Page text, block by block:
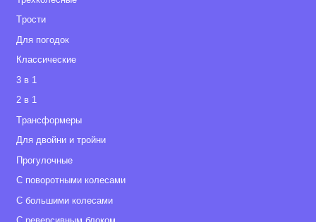
• Дождевик
• Москитная сетка
• Держатель для бутылочки
Габариты
• Размеры люльки: 90х62х42 см
• Размеры прогулочного блока: 92х62х44 см
• Вес рамы: 9 кг
• Вес люльки: 3,8 кг
• Вес прогулочного блока: 4,8 кг
Tрости
Для погодок
Классические
3 в 1
2 в 1
Tрансформеры
Для двойни и тройни
Прогулочные
С поворотными колесами
С большими колесами